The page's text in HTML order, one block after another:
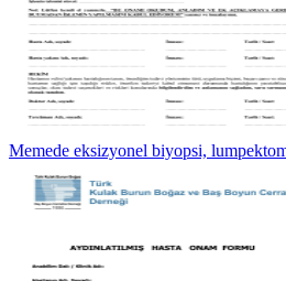
Memede eksizyonel biyopsi,